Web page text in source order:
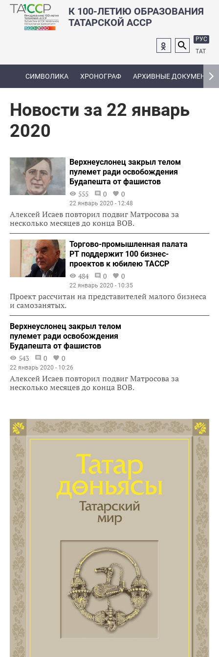
К 100-ЛЕТИЮ ОБРАЗОВАНИЯ
ТАТАРСКОЙ АССР
РУС
ТАТ
СИМВОЛИКА ХРОНОГРАФ АРХИВНЫЕ ДОКУМЕНТЫ
Новости за 22 январь
2020
Верхнеуслонец закрыл телом
пулемет ради освобождения
Будапешта от фашистов
555
0 0
22 январь 2020 - 12:48
Алексей Исаев повторил подвиг Матросова за
несколько месяцев до конца ВОВ.
Торгово-промышленная палата
РТ поддержит 100 бизнес-
проектов к юбилею ТАССР
484
0 0
22 январь 2020 - 10:35
Проект рассчитан на представителей малого бизнеса
и самозанятых.
Верхнеуслонец закрыл телом
пулемет ради освобождения
Будапешта от фашистов
543
0 0
22 январь 2020 - 10:26
Алексей Исаев повторил подвиг Матросова за
несколько месяцев до конца ВОВ.